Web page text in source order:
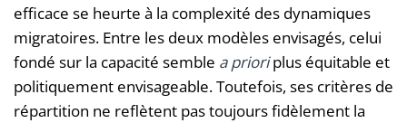
efficace se heurte à la complexité des dynamiques
migratoires. Entre les deux modèles envisagés, celui
fondé sur la capacité semble a prioriplus équitable et
politiquement envisageable. Toutefois, ses critères de
répartition ne reflètent pas toujours fidèlement la